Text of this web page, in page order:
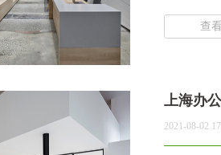
查
上海办
2021-08-02